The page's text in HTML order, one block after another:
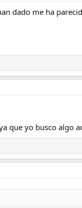
dado me ha
que yo busco algo